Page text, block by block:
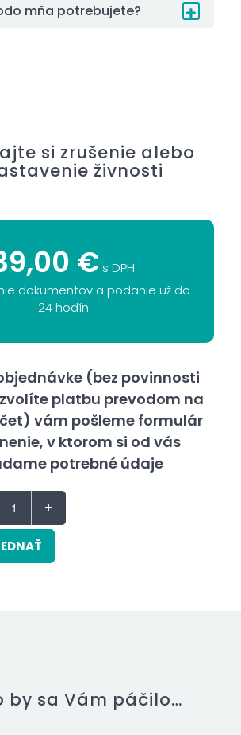
mňa potrebujete?
si zrušenie alebo
živnosti
€ s DPH
dokumentov a podanie už do
24 hodín
(bez povinnosti
platbu prevodom na
vám pošleme formulár
v ktorom si od vás
potrebné údaje
by sa Vám páčilo…